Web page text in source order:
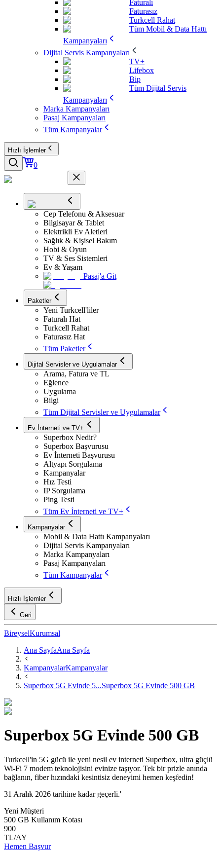
Faturalı
Faturasız
Turkcell Rahat
Tüm Mobil & Data Hattı
Kampanyaları
Dijital Servis Kampanyaları
TV+
Lifebox
Bip
Tüm Dijital Servis
Kampanyaları
Marka Kampanyaları
Pasaj Kampanyaları
Tüm Kampanyalar
Hızlı İşlemler
0
Cep Telefonu & Aksesuar
Bilgisayar & Tablet
Elektrikli Ev Aletleri
Sağlık & Kişisel Bakım
Hobi & Oyun
TV & Ses Sistemleri
Ev & Yaşam
Pasaj'a Git
Paketler
Yeni Turkcell'liler
Faturalı Hat
Turkcell Rahat
Faturasız Hat
Tüm Paketler
Dijital Servisler ve Uygulamalar
Arama, Fatura ve TL
Eğlence
Uygulama
Bilgi
Tüm Dijital Servisler ve Uygulamalar
Ev İnterneti ve TV+
Superbox Nedir?
Superbox Başvurusu
Ev İnterneti Başvurusu
Altyapı Sorgulama
Kampanyalar
Hız Testi
IP Sorgulama
Ping Testi
Tüm Ev İnterneti ve TV+
Kampanyalar
Mobil & Data Hattı Kampanyaları
Dijital Servis Kampanyaları
Marka Kampanyaları
Pasaj Kampanyaları
Tüm Kampanyalar
Hızlı İşlemler
Geri
BireyselKurumsal
Ana SayfaAna Sayfa
KampanyalarKampanyalar
Superbox 5G Evinde 5...Superbox 5G Evinde 500 GB
Superbox 5G Evinde 500 GB
Turkcell'in 5G gücü ile yeni nesil ev interneti Superbox, ultra güçlü
Wi-Fi 7 modem teknolojisini evinize taşıyor. Tek bir prizle anında
bağlanın, fiber hızındaki kesintisiz deneyimi hemen keşfedin!
31 Aralık 2026 tarihine kadar geçerli.'
Yeni Müşteri
500 GB Kullanım Kotası
900
TL/AY
Hemen Başvur